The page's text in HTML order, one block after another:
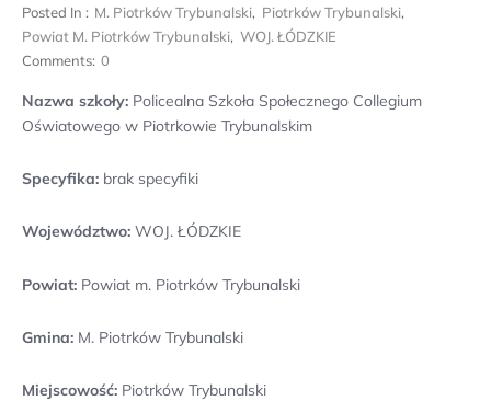
Posted In : M. Piotrków Trybunalski, Piotrków Trybunalski,
Powiat M. Piotrków Trybunalski, WOJ. ŁÓDZKIE
Comments: 0
Nazwa szkoły: Policealna Szkoła Społecznego Collegium
Oświatowego w Piotrkowie Trybunalskim
Specyfika: brak specyfiki
Województwo: WOJ. ŁÓDZKIE
Powiat: Powiat m. Piotrków Trybunalski
Gmina: M. Piotrków Trybunalski
Miejscowość: Piotrków Trybunalski